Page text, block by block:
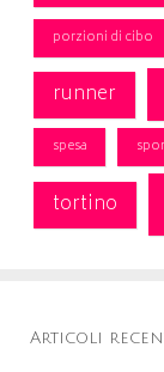
porzioni di cibo
runner
spesa
tortino
Articoli